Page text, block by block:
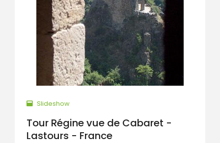
Slideshow
Tour Régine vue de Cabaret -
Lastours - France